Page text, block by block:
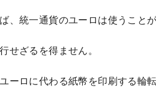
、統一通貨のユーロは使うことが
せざるを得ません。
ーロに代わる紙幣を印刷する輪転